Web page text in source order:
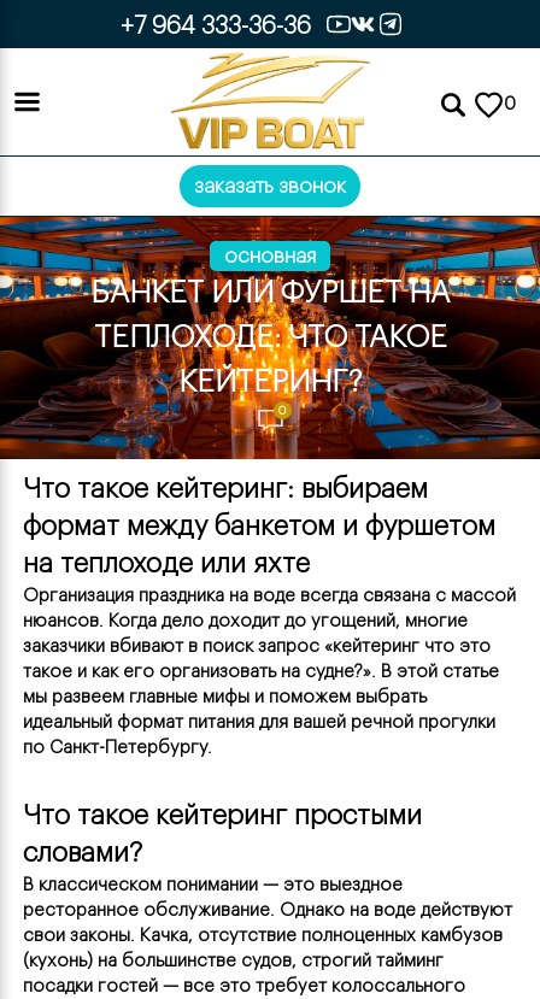
+7 964 333-36-36
0
заказать звонок
основная
БАНКЕТ ИЛИ ФУРШЕТ НА
ТЕПЛОХОДЕ: ЧТО ТАКОЕ
КЕЙТЕРИНГ?
0
Что такое кейтеринг: выбираем
формат между банкетом и фуршетом
на теплоходе или яхте
Организация праздника на воде всегда связана с массой
нюансов. Когда дело доходит до угощений, многие
заказчики вбивают в поиск запрос «кейтеринг что это
такое и как его организовать на судне?». В этой статье
мы развеем главные мифы и поможем выбрать
идеальный формат питания для вашей речной прогулки
по Санкт-Петербургу.
Что такое кейтеринг простыми
словами?
В классическом понимании — это выездное
ресторанное обслуживание. Однако на воде действуют
свои законы. Качка, отсутствие полноценных камбузов
(кухонь) на большинстве судов, строгий тайминг
посадки гостей — все это требует колоссального